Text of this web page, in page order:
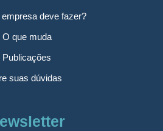
deve fazer?
O que muda
Publicações
suas dúvidas